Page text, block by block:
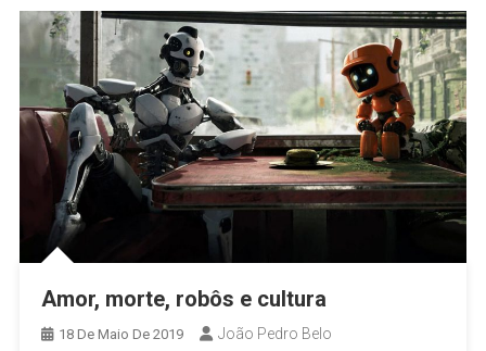
Amor, morte, robôs e cultura
18 De Maio De 2019 João Pedro Belo